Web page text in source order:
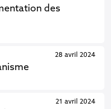
des
28 avril 2024
21 avril 2024